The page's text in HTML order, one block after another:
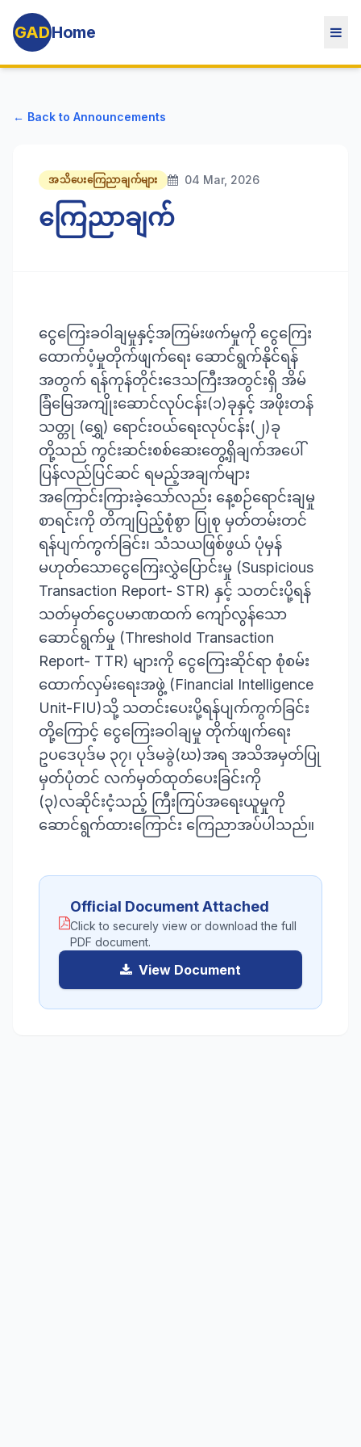
GADHome
← Back to Announcements
အသိပေးကြေညာချက်များ 04 Mar, 2026
ကြေညာချက်
ငွေကြေးခဝါချမှုနှင့်အကြမ်းဖက်မှုကို ငွေကြေး
ထောက်ပံ့မှုတိုက်ဖျက်ရေး ဆောင်ရွက်နိုင်ရန်
အတွက် ရန်ကုန်တိုင်းဒေသကြီးအတွင်းရှိ အိမ်
ခြံမြေအကျိုးဆောင်လုပ်ငန်း(၁)ခုနှင့် အဖိုးတန်
သတ္တု (ရွှေ) ရောင်းဝယ်ရေးလုပ်ငန်း(၂)ခု
တို့သည် ကွင်းဆင်းစစ်ဆေးတွေ့ရှိချက်အပေါ်
ပြန်လည်ပြင်ဆင် ရမည့်အချက်များ
အကြောင်းကြားခဲ့သော်လည်း နေ့စဉ်ရောင်းချမှု
စာရင်းကို တိကျပြည့်စုံစွာ ပြုစု မှတ်တမ်းတင်
ရန်ပျက်ကွက်ခြင်း၊ သံသယဖြစ်ဖွယ် ပုံမှန်
မဟုတ်သောငွေကြေးလွှဲပြောင်းမှု (Suspicious
Transaction Report- STR) နှင့် သတင်းပို့ရန်
သတ်မှတ်ငွေပမာဏထက် ကျော်လွန်သော
ဆောင်ရွက်မှု (Threshold Transaction
Report- TTR) များကို ငွေကြေးဆိုင်ရာ စုံစမ်း
ထောက်လှမ်းရေးအဖွဲ့ (Financial Intelligence
Unit-FIU)သို့ သတင်းပေးပို့ရန်ပျက်ကွက်ခြင်း
တို့ကြောင့် ငွေကြေးခဝါချမှု တိုက်ဖျက်ရေး
ဥပဒေပုဒ်မ ၃၇၊ ပုဒ်မခွဲ(ဃ)အရ အသိအမှတ်ပြု
မှတ်ပုံတင် လက်မှတ်ထုတ်ပေးခြင်းကို
(၃)လဆိုင်းငံ့သည့် ကြီးကြပ်အရေးယူမှုကို
Official Document Attached
Click to securely view or download the full
PDF document.
View Document